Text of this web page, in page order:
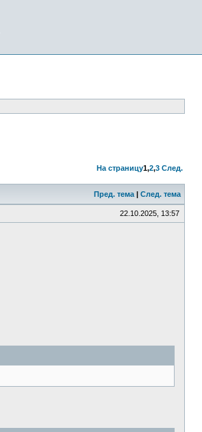
На страницу1,2,3 След.
Пред. тема | След. тема
22.10.2025, 13:57